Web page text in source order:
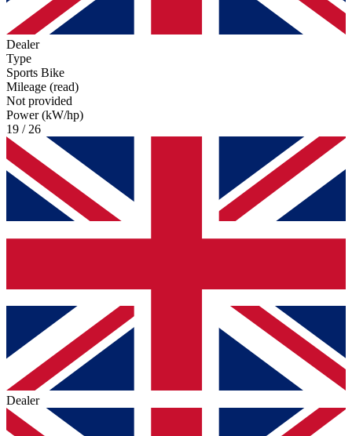
Dealer
Type
Sports Bike
Mileage (read)
Not provided
Power (kW/hp)
19 / 26
Dealer